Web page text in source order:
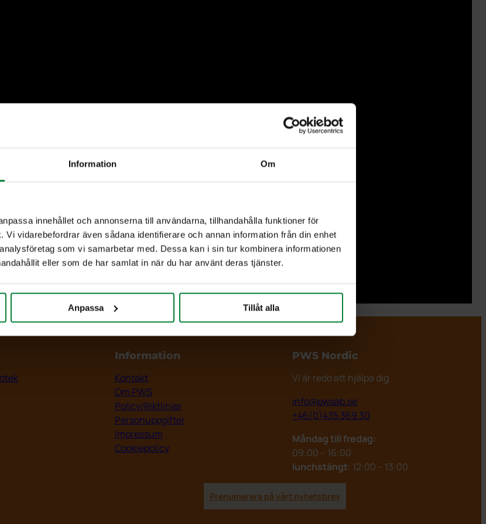
Information Om
innehållet och annonserna till användarna, tillhandahålla funktioner för
vidarebefordrar även sådana identifierare och annan information från din enhet
som vi samarbetar med. Dessa kan i sin tur kombinera informationen
eller som de har samlat in när du har använt deras tjänster.
Anpassa Tillåt alla
Information
Kontakt
Om PWS
Policy/Riktlinjer
Personuppgifter
Impressum
Cookiepolicy
PWS Nordic
Vi är redo att hjälpa dig
info@pwsab.se
+46(0)435 369 30
Måndag till fredag:
09:00 – 16:00
lunchstängt: 12:00 – 13:00
Prenumerera på vårt nyhetsbrev